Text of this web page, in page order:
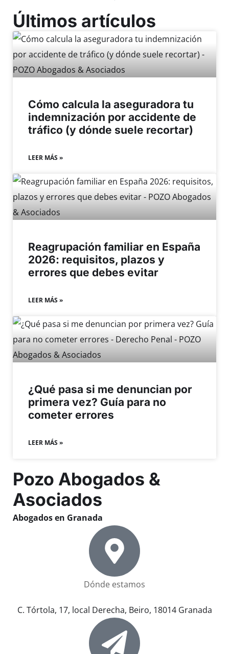
Últimos artículos
Cómo calcula la aseguradora tu
indemnización por accidente de
tráfico (y dónde suele recortar)
LEER MÁS »
Reagrupación familiar en España
2026: requisitos, plazos y
errores que debes evitar
LEER MÁS »
¿Qué pasa si me denuncian por
primera vez? Guía para no
cometer errores
LEER MÁS »
Pozo Abogados &
Asociados
Abogados en Granada
Dónde estamos
C. Tórtola, 17, local Derecha, Beiro, 18014 Granada